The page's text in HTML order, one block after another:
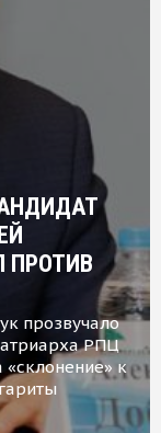
ПРОТИВ
прозвучало
РПЦ
к